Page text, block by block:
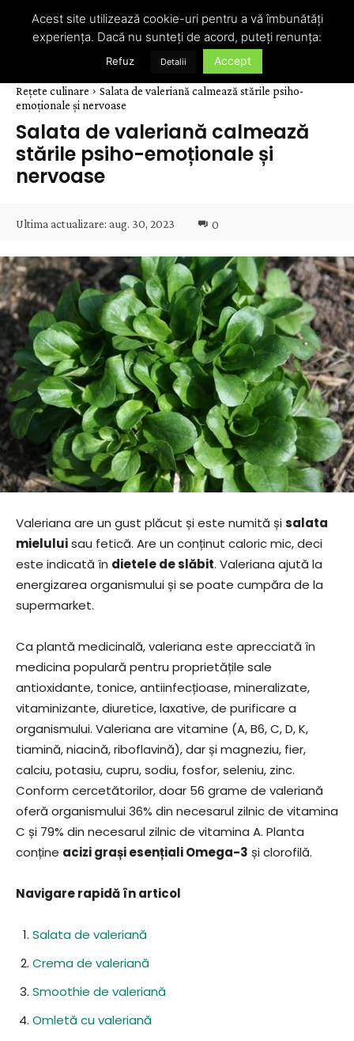
Rețete culinare
Salata de valeriană calmează stările psiho-
emoționale și nervoase
Salata de valeriană calmează
stările psiho-emoționale și
nervoase
Ultima actualizare: aug. 30, 2023 0
Valeriana are un gust plăcut și este numită șisalata
mieluluisau fetică. Are un conținut caloric mic, deci
este indicată în dietele de slăbit. Valeriana ajută la
energizarea organismului și se poate cumpăra de la
supermarket.
Ca plantă medicinală, valeriana este aprecciată în
medicina populară pentru proprietățile sale
antioxidante, tonice, antiinfecțioase, mineralizate,
vitaminizante, diuretice, laxative, de purificare a
organismului. Valeriana are vitamine (A, B6, C, D, K,
tiamină, niacină, riboflavină), dar și magneziu, fier,
calciu, potasiu, cupru, sodiu, fosfor, seleniu, zinc.
Conform cercetătorilor, doar 56 grame de valeriană
oferă organismului 36% din necesarul zilnic de vitamina
C și 79% din necesarul zilnic de vitamina A. Planta
conține acizi grași esențiali Omega-3 și clorofilă.
Navigare rapidă în articol
Salata de valeriană
Crema de valeriană
Smoothie de valeriană
Omletă cu valeriană
Acest site utilizează cookie-uri pentru a vă îmbunătăți
experiența. Dacă nu sunteți de acord, puteți renunța:
Refuz Detalii Accept